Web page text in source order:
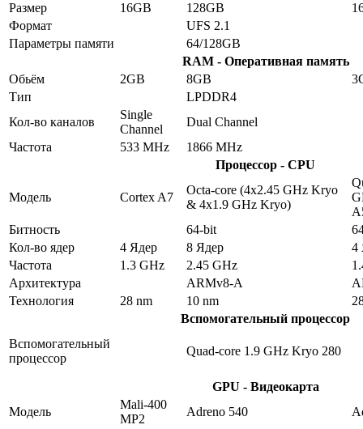
Размер
16GB 128GB
Формат
UFS 2.1
Параметры памяти
64/128GB
RAM - Оперативная память
Обьём
2GB 8GB
Тип
LPDDR4
Кол-во каналов
Single
Channel
Dual Channel
Частота
533 MHz
1866 MHz
Процессор - CPU
Модель Cortex A7
Octa-core (4x2.45 GHz Kryo
& 4x1.9 GHz Kryo)
Битность
64-bit
Кол-во ядер
4 Ядер 8 Ядер
4
Частота
1.3 GHz 2.45 GHz
Архитектура
ARMv8-A
Технология
28 nm 10 nm
Вспомогательный процессор
Вспомогательный
процессор
Quad-core 1.9 GHz Kryo 280
GPU - Видеокарта
Модель
Mali-400
MP2
Adreno 540